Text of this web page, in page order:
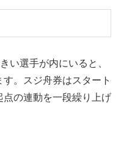
い選手が内にいると、
。スジ舟券はスタート
点の連動を一段繰り上げ